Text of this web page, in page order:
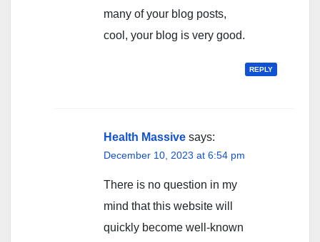
many of your blog posts,
cool, your blog is very good.
REPLY
Health Massive says:
December 10, 2023 at 6:54 pm
There is no question in my
mind that this website will
quickly become well-known